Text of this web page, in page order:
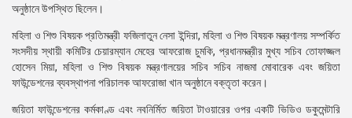
অনুষ্ঠানে উপস্থিত ছিলেন।
মহিলা ও শিশু বিষয়ক প্রতিমন্ত্রী ফজিলাতুন নেসা ইন্দিরা, মহিলা ও শিশু বিষয়ক মন্ত্রণালয় সম্পর্কিত
সংসদীয় স্থায়ী কমিটির চেয়ারম্যান মেহের আফরোজ চুমকি, প্রধানমন্ত্রীর মুখ্য সচিব তোফাজ্জল
হোসেন মিয়া, মহিলা ও শিশু বিষয়ক মন্ত্রণালয়ের সচিব সচিব নাজমা মোবারেক এবং জয়িতা
ফাউন্ডেশনের ব্যবস্থাপনা পরিচালক আফরোজা খান অনুষ্ঠানে বক্তৃতা করেন।
জয়িতা ফাউন্ডেশনের কর্মকাণ্ড এবং নবনির্মিত জয়িতা টাওয়ারের ওপর একটি ভিডিও ডকুমেন্টারি